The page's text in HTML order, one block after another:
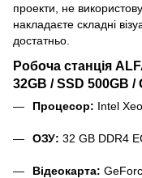
проекти, не
накладаєте складні
достатньо.
Робоча станція
32GB / SSD 500GB /
Процесор: Intel
ОЗУ: 32 GB DDR4
Відеокарта: